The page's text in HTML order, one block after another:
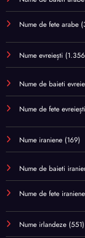
Nume de fete arabe
Nume evreiești
Nume de baieti
Nume de fete evreiești
Nume iraniene (169)
Nume de baieti
Nume de fete iraniene
Nume irlandeze (551)